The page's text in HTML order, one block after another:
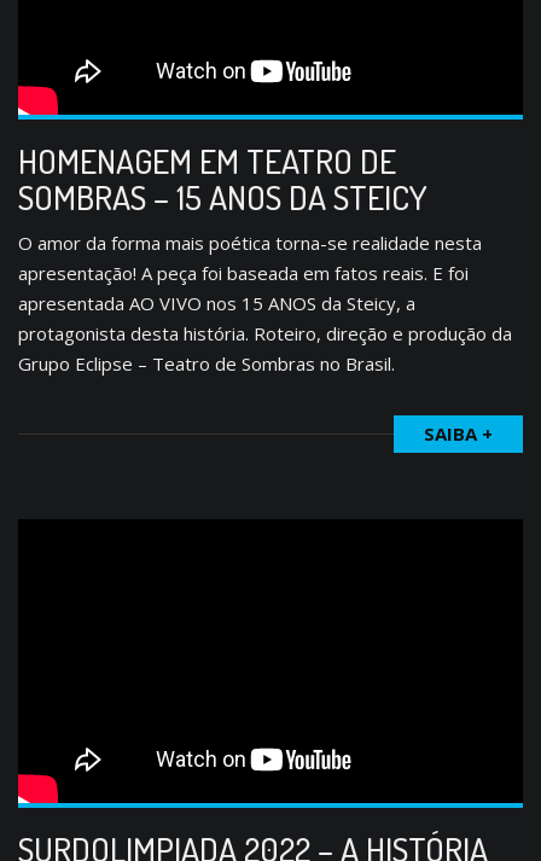
HOMENAGEM EM TEATRO DE
SOMBRAS – 15 ANOS DA STEICY
O amor da forma mais poética torna-se realidade nesta
apresentação! A peça foi baseada em fatos reais. E foi
apresentada AO VIVO nos 15 ANOS da Steicy, a
protagonista desta história. Roteiro, direção e produção da
Grupo Eclipse – Teatro de Sombras no Brasil.
SAIBA +
SURDOLIMPIADA 2022 – A HISTÓRIA